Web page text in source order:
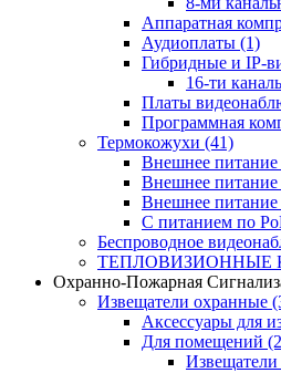
Аппаратная
Аудиоплаты (1)
Гибридные и IP-
16-ти
Платы
Программная
Термокожухи (41)
Внешнее
Внешнее
Внешнее
С питанием по
Беспроводное
ТЕПЛОВИЗИОННЫЕ
Охранно-Пожарная
Извещатели охранные
Аксессуары для
Для помещений